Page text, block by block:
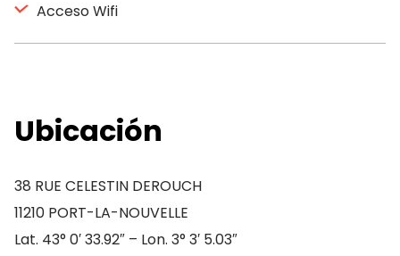
Acceso Wifi
Ubicación
38 RUE CELESTIN DEROUCH
11210 PORT-LA-NOUVELLE
Lat. 43° 0′ 33.92″ – Lon. 3° 3′ 5.03″